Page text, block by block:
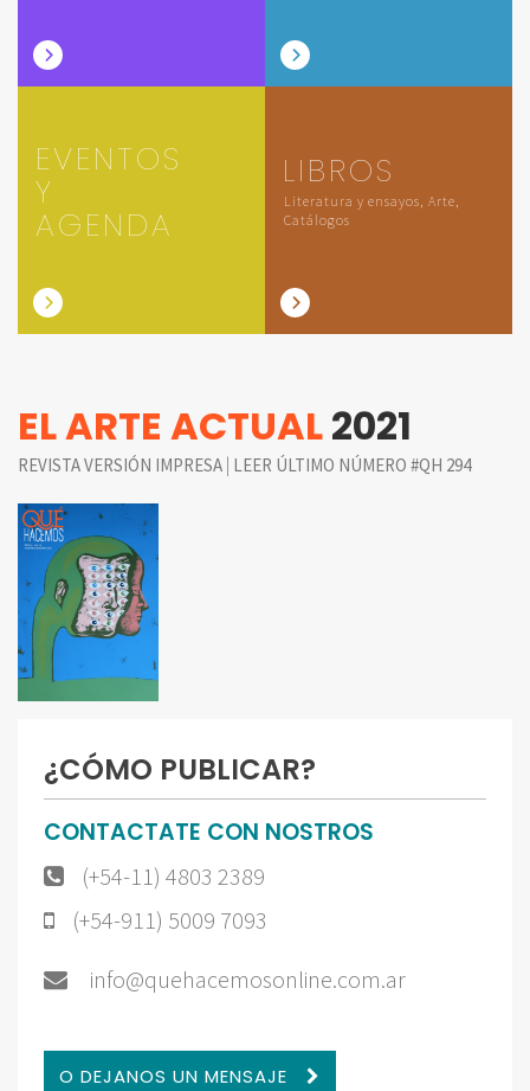
EVENTOS
Y
AGENDA
LIBROS
Literatura y ensayos, Arte,
Catálogos
EL ARTE ACTUAL2021
REVISTA VERSIÓN IMPRESA | LEER ÚLTIMO NÚMERO #QH 294
¿CÓMO PUBLICAR?
CONTACTATE CON NOSTROS
(+54-11) 4803 2389
(+54-911) 5009 7093
info@quehacemosonline.com.ar
O DEJANOS UN MENSAJE